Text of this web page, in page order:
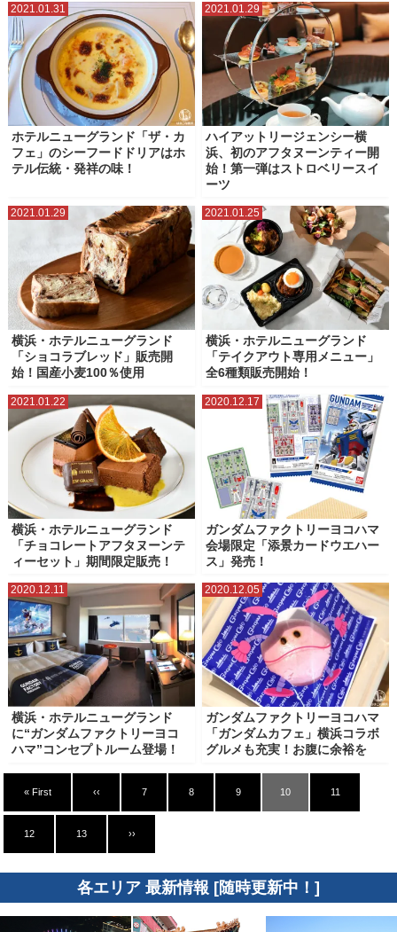
2021.01.31
ホテルニューグランド「ザ・カ
フェ」のシーフードドリアはホ
テル伝統・発祥の味！
2021.01.29
ハイアットリージェンシー横
浜、初のアフタヌーンティー開
始！第一弾はストロベリースイ
ーツ
2021.01.29
横浜・ホテルニューグランド
「ショコラブレッド」販売開
始！国産小麦100％使用
2021.01.25
横浜・ホテルニューグランド
「テイクアウト専用メニュー」
全6種類販売開始！
2021.01.22
横浜・ホテルニューグランド
「チョコレートアフタヌーンテ
ィーセット」期間限定販売！
2020.12.17
ガンダムファクトリーヨコハマ
会場限定「添景カードウエハー
ス」発売！
2020.12.11
横浜・ホテルニューグランド
に“ガンダムファクトリーヨコ
ハマ”コンセプトルーム登場！
2020.12.05
ガンダムファクトリーヨコハマ
「ガンダムカフェ」横浜コラボ
グルメも充実！お腹に余裕を
« First ‹‹ 7 8 9 10 11
12 13 ››
各エリア 最新情報 [随時更新中！]